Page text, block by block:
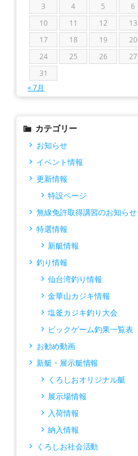
3
4 5 6
10
11 12 13
17
18 19 20
24
25 26 27
31
« 7月
カテゴリー
お知らせ
イベント情報
更新情報
特設ページ
無線免許取得講習のお知らせ
特選情報
新艇情報
釣り情報
仙台湾釣り情報
金華山カジキ情報
塩釜カジキ釣り大会
ビックゲーム釣果一覧表
お勧め動画
新艇・展示艇情報
くろしおオリジナル艇
展示場情報
入荷情報
納入情報
くろしお社会活動